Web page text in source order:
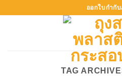
ออกใบกำกั
TAG